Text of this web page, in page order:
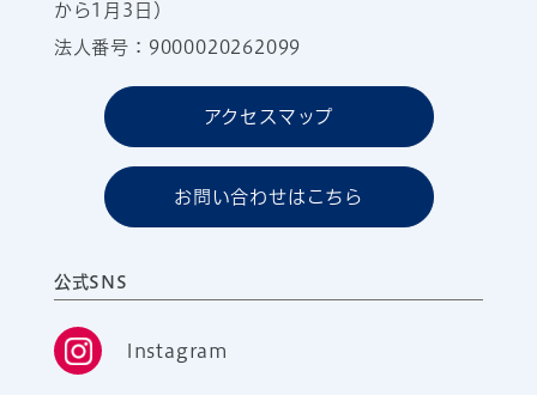
から1月3日）
法人番号：9000020262099
アクセスマップ
お問い合わせはこちら
公式SNS
Instagram